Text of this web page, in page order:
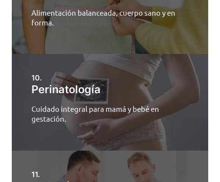
Alimentación balanceada, cuerpo sano y en
forma.
10.
Perinatología
Cuidado integral para mamá y bebé en
gestación.
11.